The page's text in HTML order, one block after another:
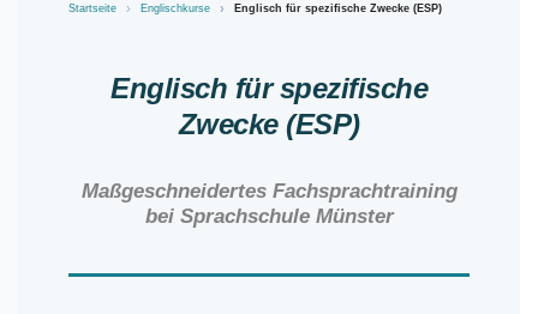
Startseite Englischkurse Englisch für spezifische Zwecke (ESP)
Englisch für spezifische
Zwecke (ESP)
Maßgeschneidertes Fachsprachtraining
bei Sprachschule Münster